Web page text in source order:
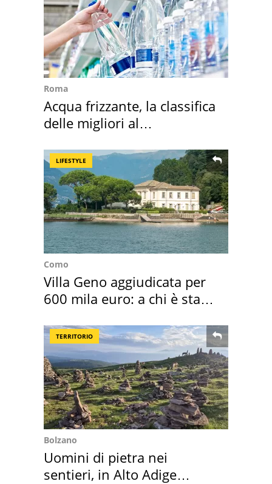
Roma
Acqua frizzante, la classifica
delle migliori al
LIFESTYLE
Como
Villa Geno aggiudicata per
600 mila euro: a chi è stata
TERRITORIO
Bolzano
Uomini di pietra nei
sentieri, in Alto Adige